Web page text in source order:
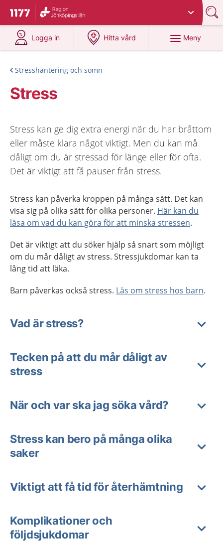
Till startsidan för 1177
Du har valt region
Logga in
på 1177.se
Hitta vård
på 1177.se
Meny
Stresshantering och sömn
Stress
Stress kan ge dig extra energi när du har bråttom
eller måste klara något viktigt. Men du kan må
dåligt om du är stressad för länge eller för ofta.
Det är viktigt att få pauser från stress.
Stress kan påverka kroppen på många sätt. Det kan
visa sig på olika sätt för olika personer. Här kan du
läsa om vad du kan göra för att minska stressen.
Det är viktigt att du söker hjälp så snart som möjligt
om du mår dåligt av stress. Stressjukdomar kan ta
lång tid att läka.
Barn påverkas också stress. Läs om stress hos barn.
Vad är stress?
Tecken på att du mår dåligt av
stress
När och var ska jag söka vård?
Stress kan bero på många olika
saker
Viktigt att få tid för återhämtning
Komplikationer och
följdsjukdomar